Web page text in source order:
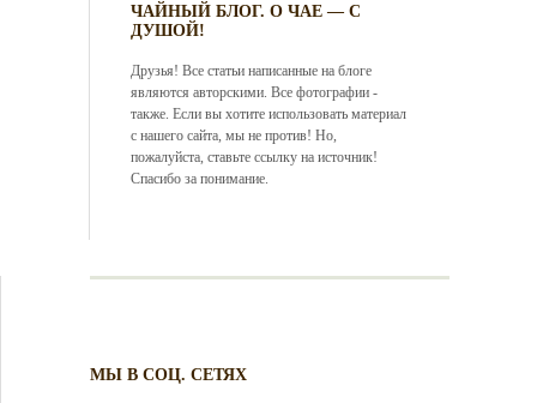
ЧАЙНЫЙ БЛОГ. О ЧАЕ — С
ДУШОЙ!
Друзья! Все статьи написанные на блоге
являются авторскими. Все фотографии -
также. Если вы хотите использовать материал
с нашего сайта, мы не против! Но,
пожалуйста, ставьте ссылку на источник!
Спасибо за понимание.
МЫ В СОЦ. СЕТЯХ